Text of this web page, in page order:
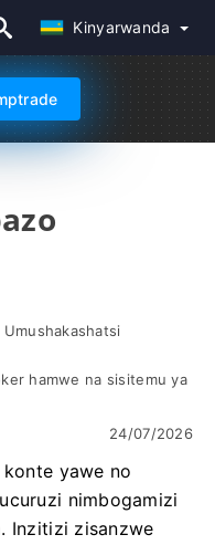
Kinyarwanda
hamwe na sisitemu ya
24/07/2026
yawe no
nimbogamizi
Inzitizi zisanzwe